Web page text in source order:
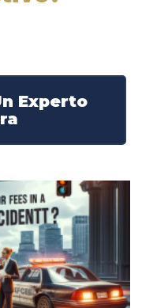
Experto